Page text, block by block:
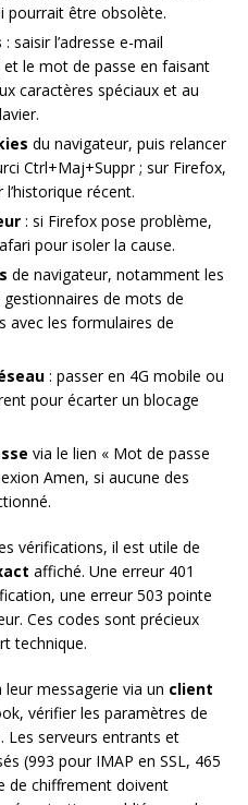
pourrait être obsolète.
: saisir l’adresse e-mail
le mot de passe en faisant
caractères spéciaux et au
du navigateur, puis relancer
Ctrl+Maj+Suppr ; sur Firefox,
récent.
: si Firefox pose problème,
pour isoler la cause.
de navigateur, notamment les
de mots de
avec les formulaires de
: passer en 4G mobile ou
pour écarter un blocage
via le lien « Mot de passe
Amen, si aucune des
vérifications, il est utile de
affiché. Une erreur 401
une erreur 503 pointe
Ces codes sont précieux
technique.
messagerie via un client
vérifier les paramètres de
Les serveurs entrants et
(993 pour IMAP en SSL, 465
de chiffrement doivent